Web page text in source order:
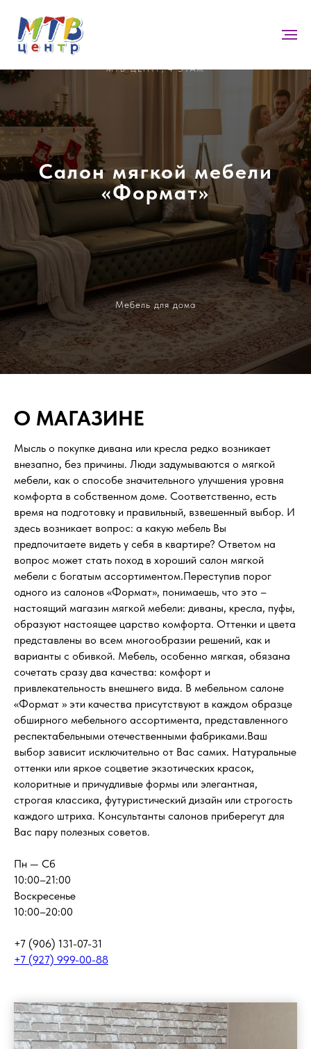
Салон мягкой мебели
«Формат»
МТВ ЦЕНТР, 4 ЭТАЖ
Мебель для дома
О МАГАЗИНЕ
Мысль о покупке дивана или кресла редко возникает
внезапно, без причины. Люди задумываются о мягкой
мебели, как о способе значительного улучшения уровня
комфорта в собственном доме. Соответственно, есть
время на подготовку и правильный, взвешенный выбор. И
здесь возникает вопрос: а какую мебель Вы
предпочитаете видеть у себя в квартире? Ответом на
вопрос может стать поход в хороший салон мягкой
мебели с богатым ассортиментом.Переступив порог
одного из салонов «Формат», понимаешь, что это –
настоящий магазин мягкой мебели: диваны, кресла, пуфы,
образуют настоящее царство комфорта. Оттенки и цвета
представлены во всем многообразии решений, как и
варианты с обивкой. Мебель, особенно мягкая, обязана
сочетать сразу два качества: комфорт и
привлекательность внешнего вида. В мебельном салоне
«Формат » эти качества присутствуют в каждом образце
обширного мебельного ассортимента, представленного
респектабельными отечественными фабриками.Ваш
выбор зависит исключительно от Вас самих. Натуральные
оттенки или яркое соцветие экзотических красок,
колоритные и причудливые формы или элегантная,
строгая классика, футуристический дизайн или строгость
каждого штриха. Консультанты салонов приберегут для
Вас пару полезных советов.
Пн — Сб
10:00–21:00
Воскресенье
10:00–20:00
+7 (906) 131-07-31
+7 (927) 999-00-88